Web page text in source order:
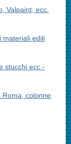
Valpaint, ecc.
materiali edili
stucchi ecc -
Roma, colonne